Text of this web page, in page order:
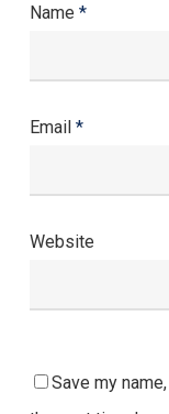
Name *
Email *
Website
Save my